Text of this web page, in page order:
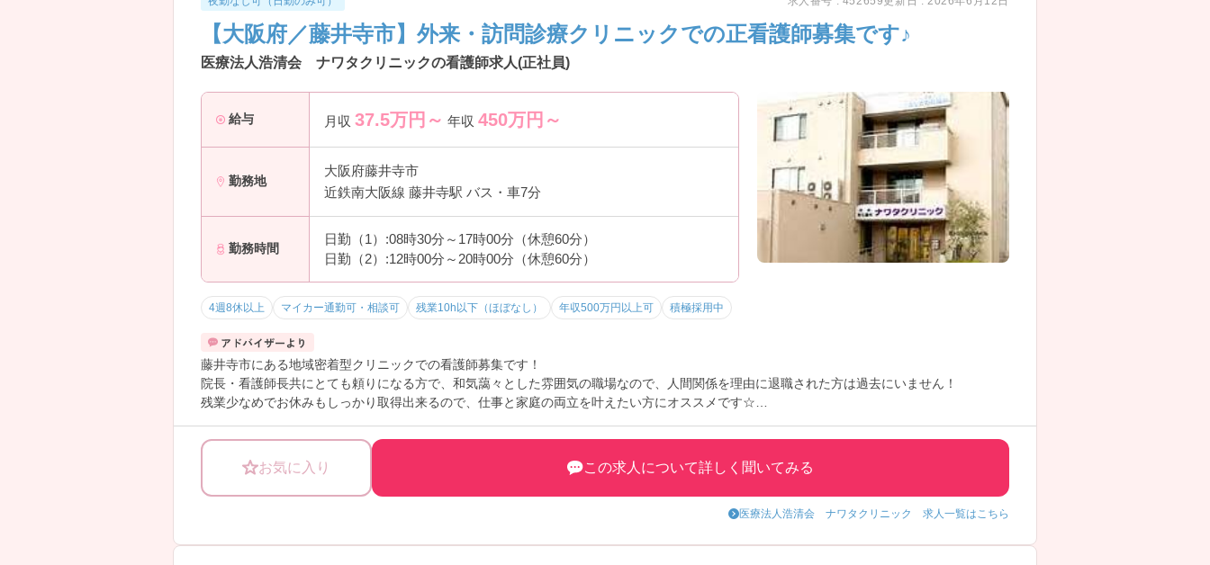
【大阪府／藤井寺市】外来・訪問診療クリニックでの正看護師募集です♪
医療法人浩清会 ナワタクリニックの看護師求人(正社員)
給与 月収 37.5万円～ 年収 450万円～
勤務地
大阪府藤井寺市
近鉄南大阪線 藤井寺駅 バス・車7分
勤務時間
日勤（1）:08時30分～17時00分（休憩60分）
日勤（2）:12時00分～20時00分（休憩60分）
4週8休以上 マイカー通勤可・相談可 残業10h以下（ほぼなし） 年収500万円以上可 積極採用中
藤井寺市にある地域密着型クリニックでの看護師募集です！
院長・看護師長共にとても頼りになる方で、和気藹々とした雰囲気の職場なので、人間関係を理由に退職された方は過去にいません！
残業少なめでお休みもしっかり取得出来るので、仕事と家庭の両立を叶えたい方にオススメです☆
お気に入り この求人について詳しく聞いてみる
医療法人浩清会 ナワタクリニック 求人一覧はこちら